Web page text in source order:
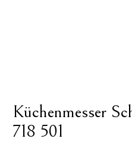
Küchenmesser
718 501